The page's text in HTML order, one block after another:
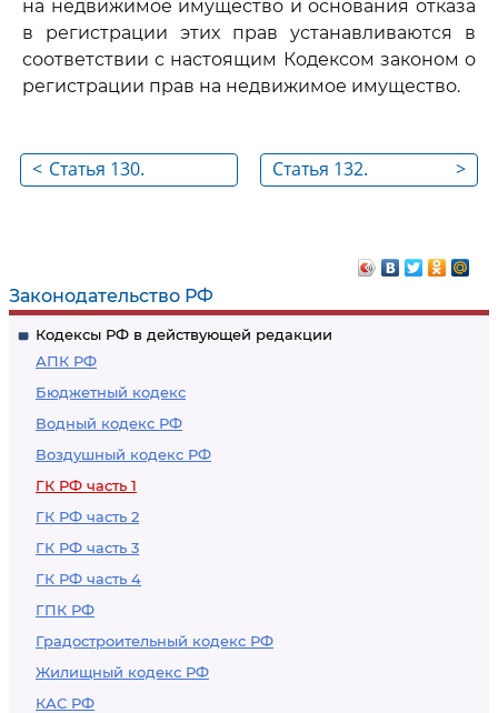
Законодательство РФ
Кодексы РФ в действующей редакции
АПК РФ
Бюджетный кодекс
Водный кодекс РФ
Воздушный кодекс РФ
ГК РФ часть 1
ГК РФ часть 2
ГК РФ часть 3
ГК РФ часть 4
ГПК РФ
Градостроительный кодекс РФ
Жилищный кодекс РФ
КАС РФ
на недвижимое имущество и основания отказа
в регистрации этих прав устанавливаются в
соответствии с настоящим Кодексом законом о
регистрации прав на недвижимое имущество.
< Статья 130.
>
Статья 132.